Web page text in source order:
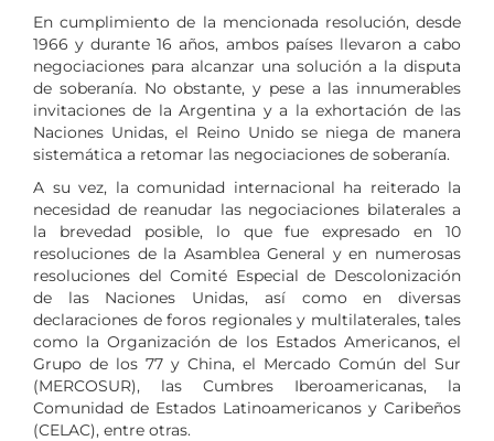
En cumplimiento de la mencionada resolución, desde
1966 y durante 16 años, ambos países llevaron a cabo
negociaciones para alcanzar una solución a la disputa
de soberanía. No obstante, y pese a las innumerables
invitaciones de la Argentina y a la exhortación de las
Naciones Unidas, el Reino Unido se niega de manera
sistemática a retomar las negociaciones de soberanía.
A su vez, la comunidad internacional ha reiterado la
necesidad de reanudar las negociaciones bilaterales a
la brevedad posible, lo que fue expresado en 10
resoluciones de la Asamblea General y en numerosas
resoluciones del Comité Especial de Descolonización
de las Naciones Unidas, así como en diversas
declaraciones de foros regionales y multilaterales, tales
como la Organización de los Estados Americanos, el
Grupo de los 77 y China, el Mercado Común del Sur
(MERCOSUR), las Cumbres Iberoamericanas, la
Comunidad de Estados Latinoamericanos y Caribeños
(CELAC), entre otras.